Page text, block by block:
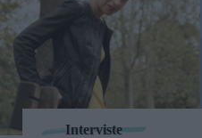
Interviste